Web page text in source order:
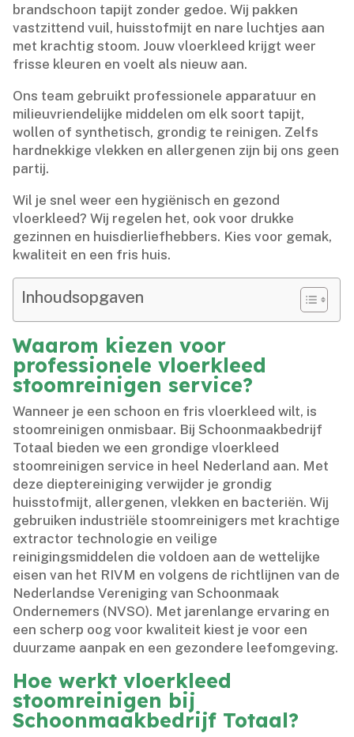
brandschoon tapijt zonder gedoe.​ Wij pakken
vastzittend vuil, huisstofmijt en nare luchtjes aan
met krachtig stoom.​ Jouw vloerkleed krijgt weer
frisse kleuren en voelt als nieuw aan.​
Ons team gebruikt professionele apparatuur en
milieuvriendelijke middelen om elk soort tapijt,
wollen of synthetisch, grondig te reinigen.​ Zelfs
hardnekkige vlekken en allergenen zijn bij ons geen
partij.​
Wil je snel weer een hygiënisch en gezond
vloerkleed? Wij regelen het, ook voor drukke
gezinnen en huisdierliefhebbers.​ Kies voor gemak,
kwaliteit en een fris huis.​
Inhoudsopgaven
Waarom kiezen voor
professionele vloerkleed
stoomreinigen service?
Wanneer je een schoon en fris vloerkleed wilt, is
stoomreinigen onmisbaar.​ Bij Schoonmaakbedrijf
Totaal bieden we een grondige vloerkleed
stoomreinigen service in heel Nederland aan.​ Met
deze dieptereiniging verwijder je grondig
huisstofmijt, allergenen, vlekken en bacteriën.​ Wij
gebruiken industriële stoomreinigers met krachtige
extractor technologie en veilige
reinigingsmiddelen die voldoen aan de wettelijke
eisen van het RIVM en volgens de richtlijnen van de
Nederlandse Vereniging van Schoonmaak
Ondernemers (NVSO).​ Met jarenlange ervaring en
een scherp oog voor kwaliteit kiest je voor een
duurzame aanpak en een gezondere leefomgeving.​
Hoe werkt vloerkleed
stoomreinigen bij
Schoonmaakbedrijf Totaal?